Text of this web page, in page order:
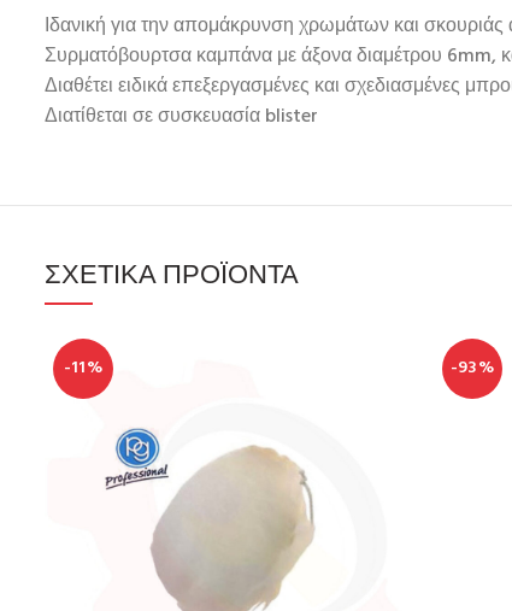
Ιδανική για την απομάκρυνση χρωμάτων και σκουριάς
Συρματόβουρτσα καμπάνα με άξονα διαμέτρου 6mm,
Διαθέτει ειδικά επεξεργασμένες και σχεδιασμένες
Διατίθεται σε συσκευασία blister
ΣΧΕΤΙΚΆ ΠΡΟΪΌΝΤΑ
-11% -93%